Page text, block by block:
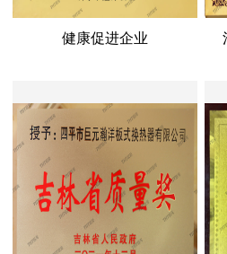
健康促进企业